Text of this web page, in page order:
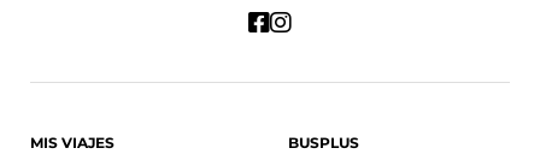
MIS VIAJES
BUSPLUS